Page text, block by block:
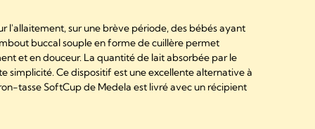
l'allaitement, sur une brève période, des bébés ayant
buccal souple en forme de cuillère permet
et en douceur. La quantité de lait absorbée par le
simplicité. Ce dispositif est une excellente alternative à
tasse SoftCup de Medela est livré avec un récipient